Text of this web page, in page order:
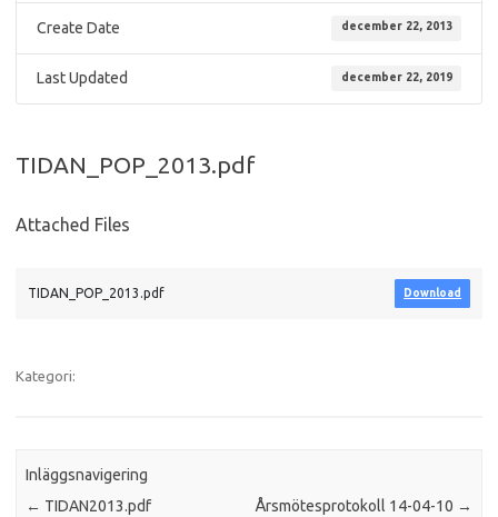
Create Date december 22, 2013
Last Updated december 22, 2019
TIDAN_POP_2013.pdf
Attached Files
TIDAN_POP_2013.pdf Download
Kategori:
Inläggsnavigering
← TIDAN2013.pdf Årsmötesprotokoll 14-04-10 →